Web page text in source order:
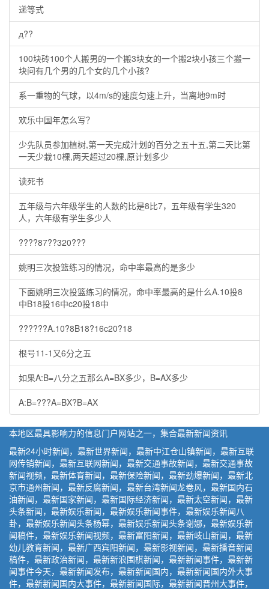
递等式
д??
100块砖100个人搬男的一个搬3块女的一个搬2块小孩三个搬一
块问有几个男的几个女的几个小孩?
系一重物的气球，以4m/s的速度匀速上升，当离地9m时
欢乐中国年怎么写？
少先队员参加植树,第一天完成汁划的百分之五十五,第二天比第
一天少栽10棵,两天超过20棵,原计划多少
读死书
五年级与六年级学生的人数的比是8比7，五年级有学生320
人，六年级有学生多少人
????87??320???
姚明三次投篮练习的情况，命中率最高的是多少
下面姚明三次投篮练习的情况，命中率最高的是什么A.10投8
中B18投16中c20投18中
??????A.10?8B18?16c20?18
根号11-1又6分之五
如果A:B=八分之五那么A=BX多少，B=AX多少
A:B=???A=BX?B=AX
本地区最具影响力的信息门户网站之一，集合最新新闻资讯
最新24小时新闻，最新世界新闻，最新中江仓山镇新闻，最新互联
网传销新闻，最新互联网新闻，最新交通事故新闻，最新交通事故
新闻视频，最新体育新闻，最新保险新闻，最新劲爆新闻，最新北
京市通州新闻，最新反腐新闻，最新台湾新闻龙卷风，最新国内石
油新闻，最新国家新闻，最新国际经济新闻，最新太空新闻，最新
头条新闻，最新娱乐新闻，最新娱乐新闻事件，最新娱乐新闻八
卦，最新娱乐新闻头条杨幂，最新娱乐新闻头条谢娜，最新娱乐新
闻稿件，最新娱乐新闻视频，最新富阳新闻，最新岐山新闻，最新
幼儿教育新闻，最新广西宾阳新闻，最新影视新闻，最新播音新闻
稿件，最新政治新闻，最新新浪围棋新闻，最新新闻事件，最新新
闻事件今天，最新新闻发布，最新新闻国内，最新新闻国内外大事
件，最新新闻国内大事件，最新新闻国际，最新新闻晋州大事件，